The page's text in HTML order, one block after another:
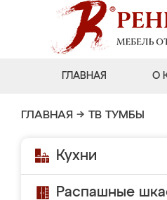
ГЛАВНАЯ О
ГЛАВНАЯ → ТВ ТУМБЫ
Кухни
Распашные